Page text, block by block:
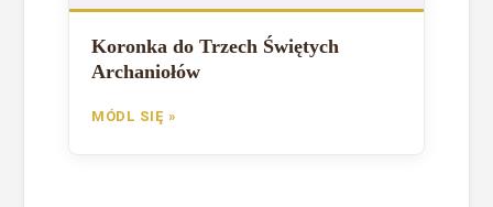
Koronka do Trzech Świętych
Archaniołów
MÓDL SIĘ »